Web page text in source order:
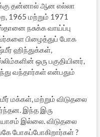
தன்னால் ஆன எல்லா
1965 மற்றும் 1971
நசுக்க வாய்ப்பு
பிழைத்துப் போக
ஹிந்துக்கள்,
ஒரு பகுதியினர்,
வந்தார்கள் என்பதும்
மக்கள், மற்றும் விடுதலை
இந்த இரு
இல்லை. விடுதலை
போகப்போகிறார்கள் ?